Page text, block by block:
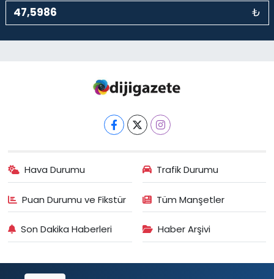
₺
Hava Durumu Trafik Durumu
Puan Durumu ve Fikstür Tüm Manşetler
Son Dakika Haberleri Haber Arşivi